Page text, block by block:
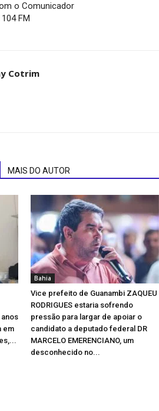
o Comunicador
FM
Cotrim
MAIS DO AUTOR
anos
em
Bahia
Vice prefeito de Guanambi ZAQUEU
RODRIGUES estaria sofrendo
pressão para largar de apoiar o
candidato a deputado federal DR
MARCELO EMERENCIANO, um
desconhecido no...